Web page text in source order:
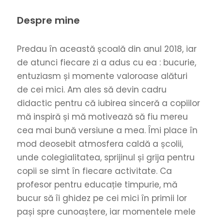
Despre mine
Predau în această școală din anul 2018, iar
de atunci fiecare zi a adus cu ea : bucurie,
entuziasm și momente valoroase alături
de cei mici. Am ales să devin cadru
didactic pentru că iubirea sinceră a copiilor
mă inspiră și mă motivează să fiu mereu
cea mai bună versiune a mea. Îmi place în
mod deosebit atmosfera caldă a școlii,
unde colegialitatea, sprijinul și grija pentru
copii se simt în fiecare activitate. Ca
profesor pentru educație timpurie, mă
bucur să îi ghidez pe cei mici în primii lor
pași spre cunoaștere, iar momentele mele